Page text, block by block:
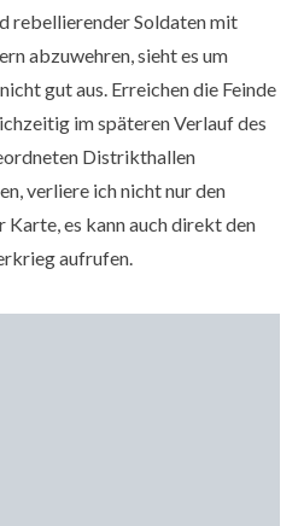
rebellierender Soldaten mit
abzuwehren, sieht es um
gut aus. Erreichen die Feinde
im späteren Verlauf des
Distrikthallen
verliere ich nicht nur den
Karte, es kann auch direkt den
aufrufen.